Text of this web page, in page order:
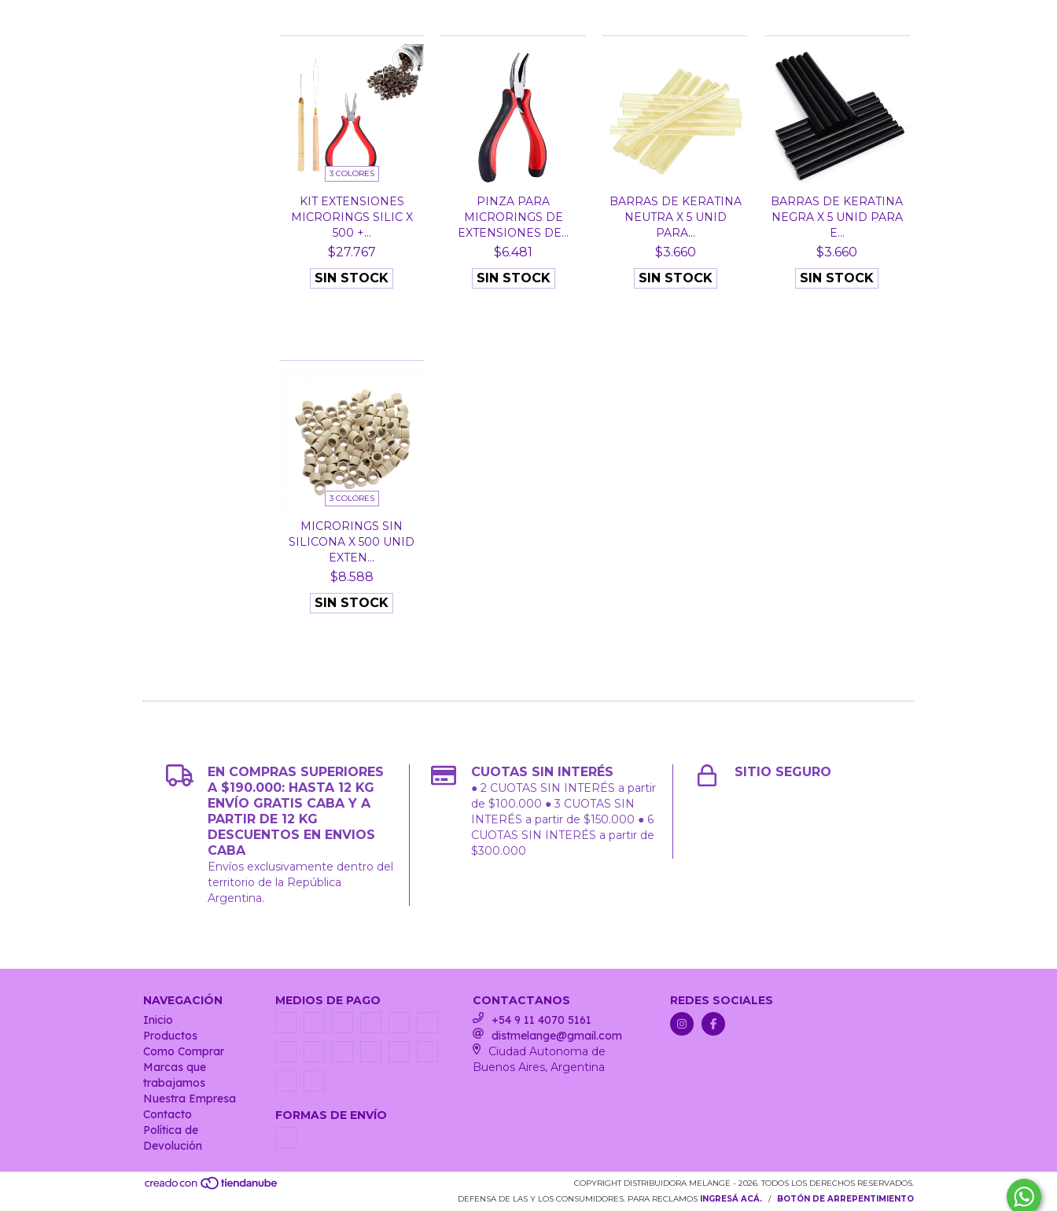
3 COLORES
KIT EXTENSIONES
MICRORINGS SILIC X
500 +...
$27.767
SIN STOCK
PINZA PARA
MICRORINGS DE
EXTENSIONES DE...
$6.481
SIN STOCK
BARRAS DE KERATINA
NEUTRA X 5 UNID
PARA...
$3.660
SIN STOCK
BARRAS DE KERATINA
NEGRA X 5 UNID PARA
E...
$3.660
SIN STOCK
3 COLORES
MICRORINGS SIN
SILICONA X 500 UNID
EXTEN...
$8.588
SIN STOCK
EN COMPRAS SUPERIORES
A $190.000: HASTA 12 KG
ENVÍO GRATIS CABA Y A
PARTIR DE 12 KG
DESCUENTOS EN ENVIOS
CABA
Envíos exclusivamente dentro del
territorio de la República
Argentina.
CUOTAS SIN INTERÉS
● 2 CUOTAS SIN INTERÉS a partir
de $100.000 ● 3 CUOTAS SIN
INTERÉS a partir de $150.000 ● 6
CUOTAS SIN INTERÉS a partir de
$300.000
SITIO SEGURO
NAVEGACIÓN
Inicio
Productos
Como Comprar
Marcas que
trabajamos
Nuestra Empresa
Contacto
Política de
Devolución
MEDIOS DE PAGO
FORMAS DE ENVÍO
CONTACTANOS
+54 9 11 4070 5161
distmelange@gmail.com
Ciudad Autonoma de
Buenos Aires, Argentina
REDES SOCIALES
COPYRIGHT DISTRIBUIDORA MELANGE - 2026. TODOS LOS DERECHOS RESERVADOS.
DEFENSA DE LAS Y LOS CONSUMIDORES. PARA RECLAMOS INGRESÁ ACÁ. / BOTÓN DE ARREPENTIMIENTO